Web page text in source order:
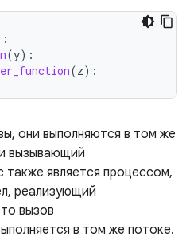
(y):
(z):
они выполняются в том же
вызывающий
также является процессом,
реализующий
вызов
в том же потоке.